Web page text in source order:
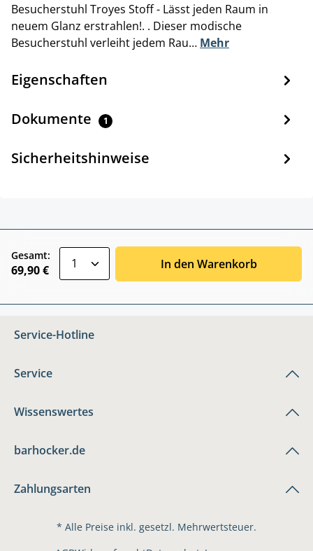
Besucherstuhl Troyes Stoff - Lässt jeden Raum in
neuem Glanz erstrahlen!. . Dieser modische
Besucherstuhl verleiht jedem Rau… Mehr
Eigenschaften
Dokumente 1
Sicherheitshinweise
Gesamt:
69,90 € In den Warenkorb
Service-Hotline
Service
Wissenswertes
barhocker.de
Zahlungsarten
* Alle Preise inkl. gesetzl. Mehrwertsteuer.